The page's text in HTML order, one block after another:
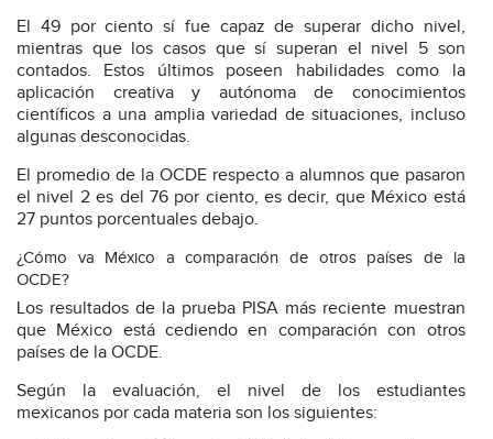
El 49 por ciento sí fue capaz de superar dicho nivel,
mientras que los casos que sí superan el nivel 5 son
contados. Estos últimos poseen habilidades como la
aplicación creativa y autónoma de conocimientos
científicos a una amplia variedad de situaciones, incluso
algunas desconocidas.
El promedio de la OCDE respecto a alumnos que pasaron
el nivel 2 es del 76 por ciento, es decir, que México está
27 puntos porcentuales debajo.
¿Cómo va México a comparación de otros países de la
OCDE?
Los resultados de la prueba PISA más reciente muestran
que México está cediendo en comparación con otros
países de la OCDE.
Según la evaluación, el nivel de los estudiantes
mexicanos por cada materia son los siguientes: